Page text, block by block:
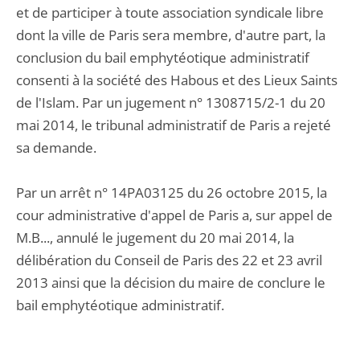
et de participer à toute association syndicale libre
dont la ville de Paris sera membre, d'autre part, la
conclusion du bail emphytéotique administratif
consenti à la société des Habous et des Lieux Saints
de l'Islam. Par un jugement n° 1308715/2-1 du 20
mai 2014, le tribunal administratif de Paris a rejeté
sa demande.
Par un arrêt n° 14PA03125 du 26 octobre 2015, la
cour administrative d'appel de Paris a, sur appel de
M.B..., annulé le jugement du 20 mai 2014, la
délibération du Conseil de Paris des 22 et 23 avril
2013 ainsi que la décision du maire de conclure le
bail emphytéotique administratif.